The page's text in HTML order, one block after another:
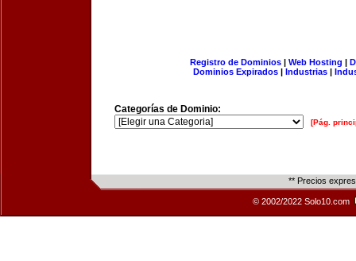
Registro de Dominios| Web Hosting |
Dominios Expirados | Industrias |
Categorías de Dominio:
[Pág.
** Precios
© 2002/2022 Solo10.com